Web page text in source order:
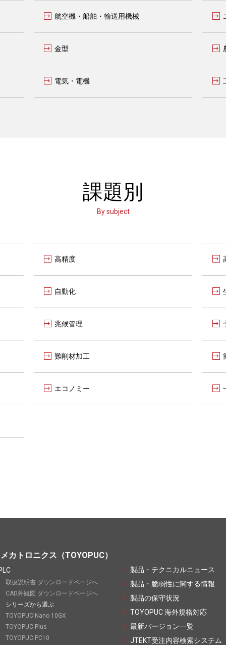
航空機・船舶・輸送用機械
金型
電気・電機
課題別
By subject
高精度
自動化
兆候管理
難削材加工
エコノミー
メカトロニクス（TOYOPUC）
取扱説明書 ダウンロードページへ
CAD外観図 ダウンロードページへ
シリーズから選ぶ
TOYOPUC-Nano 10GX
TOYOPUC-Plus
TOYOPUC PC10
製品・テクニカルニュース
製品・脆弱性に関する情報
製品の保守状況
TOYOPUC 海外規格対応
最新バージョン一覧
JTEKT受注内容検索システム